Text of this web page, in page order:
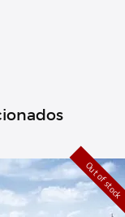
Out of stock